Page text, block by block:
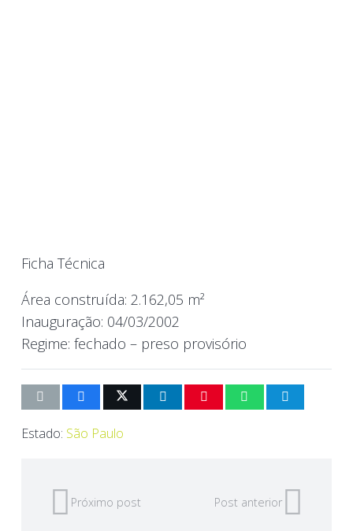
Ficha Técnica
Área construída: 2.162,05 m²
Inauguração: 04/03/2002
Regime: fechado – preso provisório
Estado: São Paulo
Próximo post Post anterior